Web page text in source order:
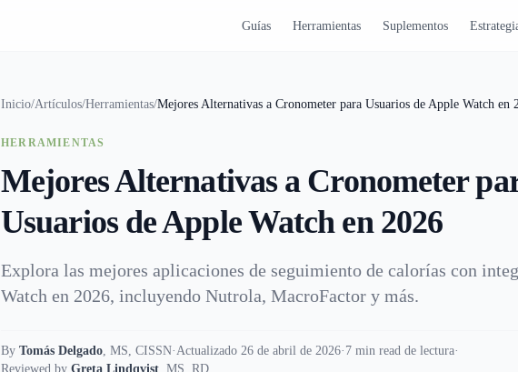
Guías Herramientas Suplementos
Inicio/Artículos/Herramientas/Mejores Alternativas a Cronometer para Usuarios de Apple Watch en
HERRAMIENTAS
Mejores Alternativas a Cronometer
Usuarios de Apple Watch en 2026
Explora las mejores aplicaciones de seguimiento de calorías con
Watch en 2026, incluyendo Nutrola, MacroFactor y más.
By Tomás Delgado, MS, CISSN·Actualizado 26 de abril de 2026· 7 min read de lectura·
Reviewed by Greta Lindqvist, MS, RD